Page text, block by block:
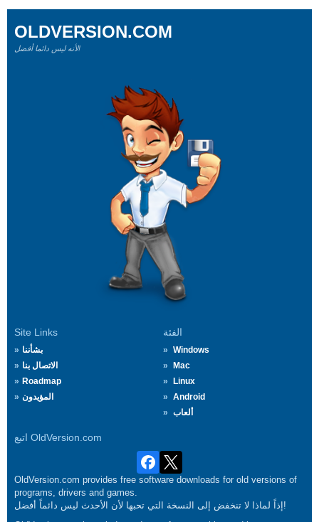
Site Links
بشأننا
الاتصال بنا
Roadmap
المؤيدون
الفئة
Windows
Mac
Linux
Android
ألعاب
اتبع OldVersion.com
OLDVERSION.COM
لأنه ليس دائما أفضل!
OldVersion.com provides free software downloads for old versions of
programs, drivers and games.
إذاً لماذا لا تنخفض إلى النسخة التي تحبها لأن الأحدث ليس دائماً أفضل!